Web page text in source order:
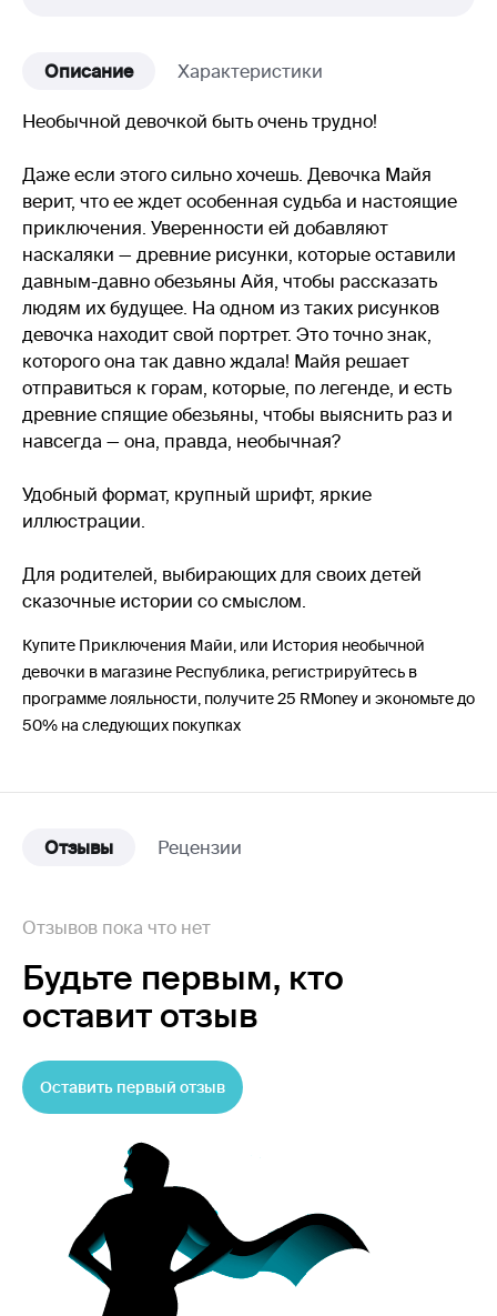
Описание Характеристики
Необычной девочкой быть очень трудно!
Даже если этого сильно хочешь. Девочка Майя
верит, что ее ждет особенная судьба и настоящие
приключения. Уверенности ей добавляют
наскаляки — древние рисунки, которые оставили
давным-давно обезьяны Айя, чтобы рассказать
людям их будущее. На одном из таких рисунков
девочка находит свой портрет. Это точно знак,
которого она так давно ждала! Майя решает
отправиться к горам, которые, по легенде, и есть
древние спящие обезьяны, чтобы выяснить раз и
навсегда — она, правда, необычная?
Удобный формат, крупный шрифт, яркие
иллюстрации.
Для родителей, выбирающих для своих детей
сказочные истории со смыслом.
Купите Приключения Майи, или История необычной
девочки в магазине Республика, регистрируйтесь в
программе лояльности, получите 25 RMoney и экономьте до
50% на следующих покупках
Отзывы Рецензии
Отзывов пока что нет
Будьте первым, кто
оставит отзыв
Оставить первый отзыв